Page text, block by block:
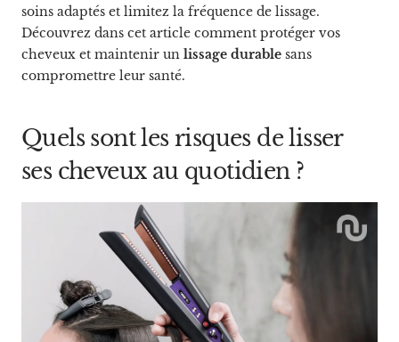
soins adaptés et limitez la fréquence de lissage.
Découvrez dans cet article comment protéger vos
cheveux et maintenir un lissage durable sans
compromettre leur santé.
Quels sont les risques de lisser
ses cheveux au quotidien ?